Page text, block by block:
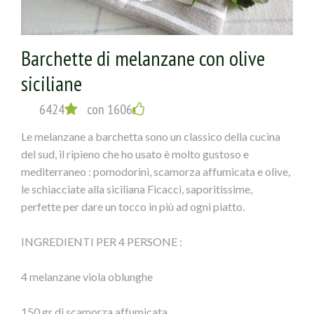
1) Tagliare le melanzane a fette spesse circa mezzo cm,
cospargerle di sale e metterle in uno scolapasta con dei
pesi sopra per fargli perdere l’acqua; dopo sciacquarle e
farle scolare.
2) Disporle sulla griglia del forno, ungendole con un
pennello sopra; cuocere a 180° per circa 20 minuti (si
possono anche friggere, io ho fatto una cosa più leggera).
3) Mischiare il pecorino con le olive e il prezzemolo
tritati, l’aglio privato dell’anima verde e schiacciato,non
sopra il composto, fette di mozzarella, arrotolare e
Barchette di melanzane con olive
siciliane
6424 con 1606
Le melanzane a barchetta sono un classico della cucina
del sud, il ripieno che ho usato è molto gustoso e
mediterraneo : pomodorini, scamorza affumicata e olive,
le schiacciate alla siciliana Ficacci, saporitissime,
perfette per dare un tocco in più ad ogni piatto.
INGREDIENTI PER 4 PERSONE :
4 melanzane viola oblunghe